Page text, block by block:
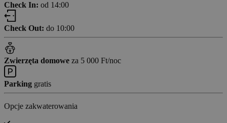
Check In: od 14:00
Check Out: do 10:00
Zwierzęta domowe za 5 000 Ft/noc
Parking gratis
Opcje zakwaterowania